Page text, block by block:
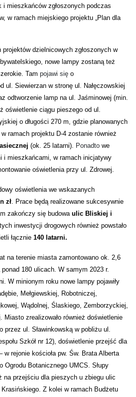
mieszkańców zgłoszonych podczas
w ramach miejskiego projektu „Plan dla
projektów dzielnicowych zgłoszonych w
nowe lampy zostaną też
Tam pojawi się o
ul. Siewierzan w stronę ul. Nałęczowskiej
odtworzenie lamp na ul. Jaśminowej (min.
oświetlenie ciągu pieszego od ul.
o długości 270 m, gdzie planowanych
w ramach projektu D-4 zostanie również
(ok. 25 latarni). Ponadto we
i mieszkańcami, w ramach inicjatywy
oświetlenia przy ul. Zdrowej.
oświetlenia we wskazanych
zł. Prace będą realizowane sukcesywnie
zakończy się budowa ulic Bliskiej i
inwestycji drogowych również powstało
łącznie 140 latarni.
na terenie miasta zamontowano ok. 2,6
ponad 180 ulicach. W samym 2023 r.
W minionym roku nowe lampy pojawiły
Mełgiewskiej, Robotniczej,
Wądolnej, Ślaskiego, Zemborzyckiej,
Miasto zrealizowało również doświetlenie
przez ul. Sławinkowską w pobliżu ul.
Szkół nr 12), doświetlenie przejść dla
rejonie kościoła pw. Św. Brata Alberta
Ogrodu Botanicznego UMCS. Słupy
na przejściu dla pieszych u zbiegu ulic
Z kolei w ramach Budżetu